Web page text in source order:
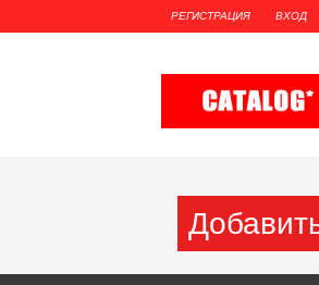
РЕГИСТРАЦИЯ ВХОД